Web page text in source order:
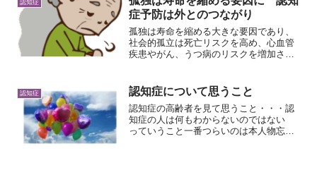
危ないと思い、車から出て話を...
認知症
症予防は外とのつながり
孤独は寿命を縮める大きな要因であり、
社会的孤立は死亡リスクを高め、心血管
疾患やがん、うつ病のリスクを増加させ
ます。気晴らしにデイでも行ってみませ
んか？とお勧めはするので...
認知症 認知症について思うこと
認知症の高齢者を見て思うこと・・・認
知症の人は何もわからないのではない
っていうこと一番つらいのは本人物忘れ